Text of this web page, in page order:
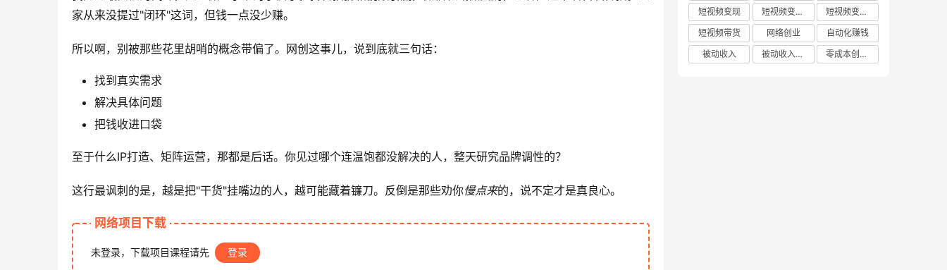
家从来没提过"闭环"这词，但钱一点没少赚。
所以啊，别被那些花里胡哨的概念带偏了。网创这事儿，说到底就三句话：
找到真实需求
解决具体问题
把钱收进口袋
至于什么IP打造、矩阵运营，那都是后话。你见过哪个连温饱都没解决的人，整天研究品牌调性的？
这行最讽刺的是，越是把"干货"挂嘴边的人，越可能藏着镰刀。反倒是那些劝你慢点来的，说不定才是真良心。
网络项目下载
未登录，下载项目课程请先 登录
短视频变现
短视频变现技巧
短视频变现方法
短视频带货
网络创业
自动化赚钱
被动收入
被动收入项目 零成本创业项目